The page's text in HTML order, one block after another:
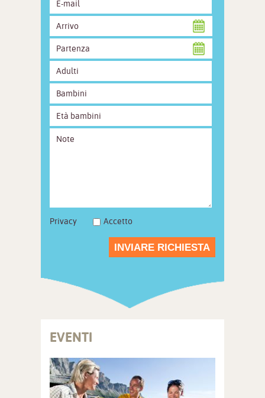
Privacy Accetto
INVIARE RICHIESTA
EVENTI